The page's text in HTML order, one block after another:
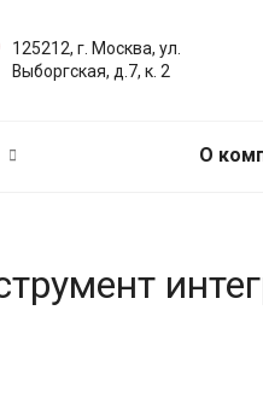
125212, г. Москва, ул.
Выборгская, д.7, к. 2
О